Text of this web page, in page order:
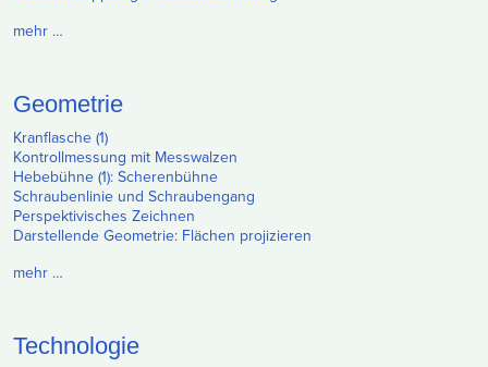
mehr …
Geometrie
Kranflasche (1)
Kontrollmessung mit Messwalzen
Hebebühne (1): Scherenbühne
Schraubenlinie und Schraubengang
Perspektivisches Zeichnen
Darstellende Geometrie: Flächen projizieren
mehr …
Technologie